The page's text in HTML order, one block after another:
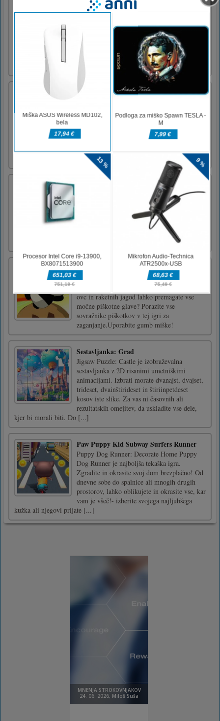
Igrajte se s 6 slikami v tej popolni igri
Vse slike so z letalsko umetnostjo - zračni boj.
Rešite vse uganke in ohranite svoje možgane
ostre. Za vsako sliko imate štiri načine, 16
kosov, 36 kosov, 64 kosov in 100 kosov.
Uživajte in se [...]
Zbirka sestavljank Among Us
pojavila znamenita igra o vesoljskih
izdajalcih? Ja, točno to je bilo, šele zdaj se je
povzpelo na vseh lestvicah iger na prva mesta
po priljubljenosti. S tem znanjem lahko
"bliskaš" pred prijatelji, medtem pa gremo na
Naša lepa princesa Emma se bo pridružila kot
stevardesa v priznanih letalskih družbah v
državi. Pomagajte ji do zdraviliškega tretmaja
in primerne ličila strežnice ter čudovitih
oblačil s primernimi dodatki. Lepo se
Leteč piškotek
Izstrelite raketno pando v deželo piškotkov. S
pomočjo nizkih letečih morskih psov, drsnih
ovc in raketnih jagod lahko premagate vse
močne piškotne glave? Porazite vse
sovražnike piškotkov v tej igri za
zaganjanje.Uporabite gumb miške!
Sestavljanka: Grad
Jigsaw Puzzle: Castle je izobraževalna
sestavljanka z 2D risanimi umetniškimi
animacijami. Izbrati morate dvanajst, dvajset,
trideset, dvainštirideset in štiriinpetdeset
kosov iste slike. Za vas ni časovnih ali
rezultatskih omejitev, da uskladite vse dele,
kjer bi morali biti. Do [...]
Paw Puppy Kid Subway Surfers Runner
Puppy Dog Runner: Decorate Home Puppy
Dog Runner je najboljša tekaška igra.
Zgradite in okrasite svoj dom brezplačno! Od
dnevne sobe do spalnice ali mnogih drugih
prostorov, lahko oblikujete in okrasite vse, kar
vam je všeč!- izberite svojega najljubšega
kužka ali njegovi prijate [...]